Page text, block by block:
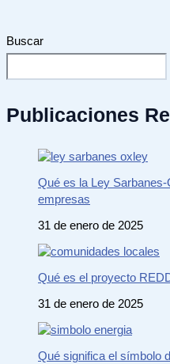
Buscar
Publicaciones
Qué es la Ley
empresas
31 de enero de 2025
Qué es el proyecto
31 de enero de 2025
Qué significa el símbolo